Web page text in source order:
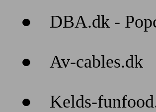
● DBA.dk -
● Av-cables.dk
● Kelds-